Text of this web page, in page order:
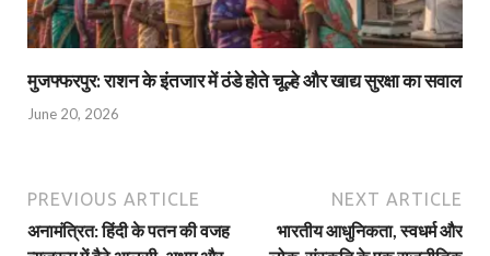
मुजफ्फरपुर: राशन के इंतजार में ठंडे होते चूल्हे और खाद्य सुरक्षा का सवाल
June 20, 2026
PREVIOUS ARTICLE
अनामंत्रित: हिंदी के पतन की वजह
NEXT ARTICLE
भारतीय आधुनिकता, स्वधर्म और